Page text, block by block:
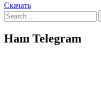
Скачать
Search
for:
Наш Telegram